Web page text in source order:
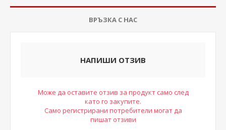
ВРЪЗКА С НАС
НАПИШИ ОТЗИВ
Може да оставите отзив за продукт само след
като го закупите.
Само регистрирани потребители могат да
пишат отзиви